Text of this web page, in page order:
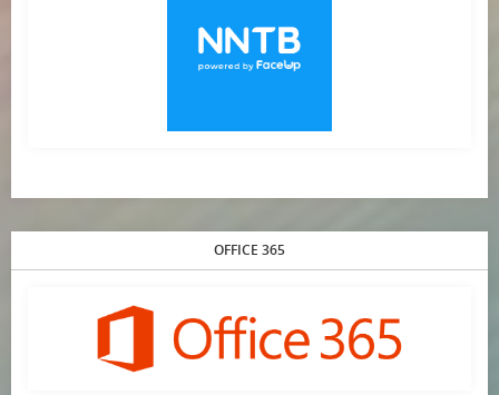
OFFICE 365